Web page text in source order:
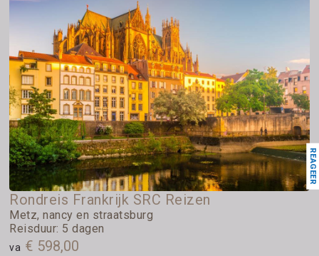
Rondreis Frankrijk SRC Reizen
Metz, nancy en straatsburg
Reisduur: 5 dagen
va € 598,00
REAGEER